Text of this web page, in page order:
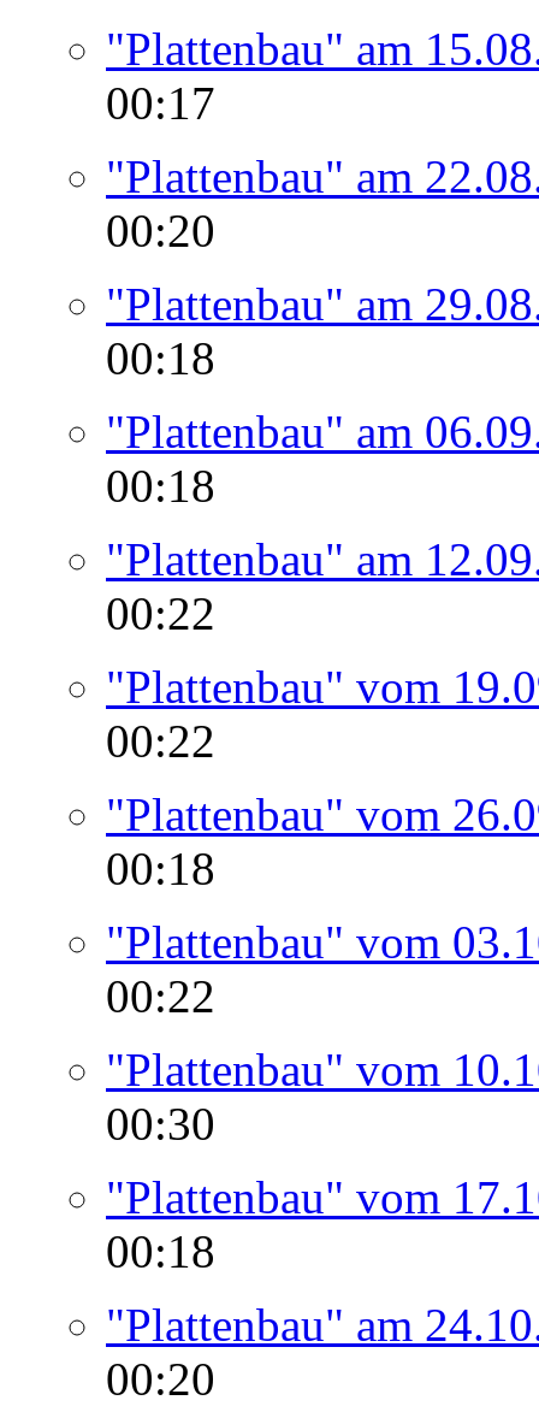
"Plattenbau" am
00:17
"Plattenbau" am
00:20
"Plattenbau" am
00:18
"Plattenbau" am
00:18
"Plattenbau" am
00:22
"Plattenbau" vom
00:22
"Plattenbau" vom
00:18
"Plattenbau" vom
00:22
"Plattenbau" vom
00:30
"Plattenbau" vom
00:18
"Plattenbau" am
00:20